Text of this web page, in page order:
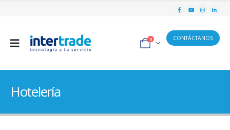
0 CONTÁCTANOS
Hotelería